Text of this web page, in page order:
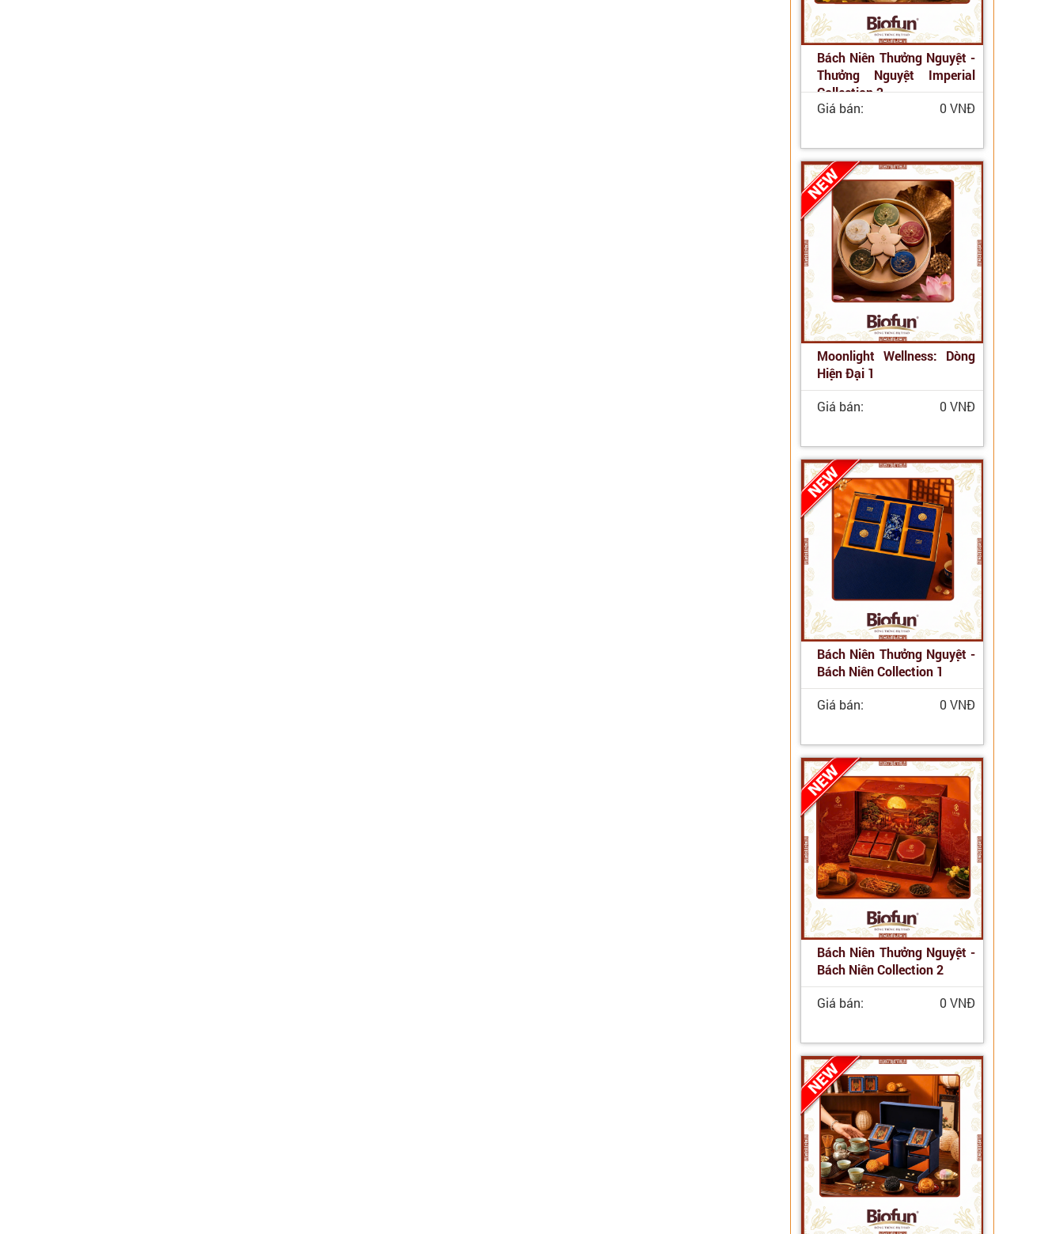
Bách Niên Thưởng Nguyệt -
Thưởng Nguyệt Imperial
Collection 2
Giá bán:
0 VNĐ
Moonlight Wellness: Dòng
Hiện Đại 1
Giá bán:
0 VNĐ
Bách Niên Thưởng Nguyệt -
Bách Niên Collection 1
Giá bán:
0 VNĐ
Bách Niên Thưởng Nguyệt -
Bách Niên Collection 2
Giá bán:
0 VNĐ